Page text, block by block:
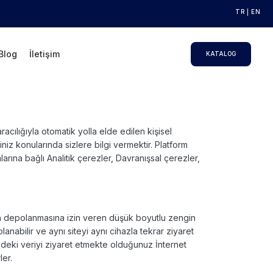
TR EN
İletişim KATALOG
otomatik yolla elde edilen kişisel
konularında sizlere bilgi vermektir. Platform
bağlı Analitik çerezler, Davranışsal çerezler,
depolanmasına izin veren düşük boyutlu zengin
ve aynı siteyi aynı cihazla tekrar ziyaret
veriyi ziyaret etmekte olduğunuz İnternet